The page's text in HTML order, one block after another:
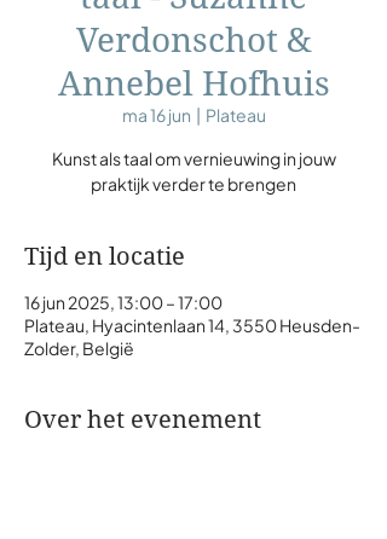
Verdonschot &
Annebel Hofhuis
ma 16 jun
  |
Plateau
Kunst als taal om vernieuwing in jouw
praktijk verder te brengen
Tijd en locatie
16 jun 2025, 13:00 – 17:00
Plateau, Hyacintenlaan 14, 3550 Heusden-
Zolder, België
Over het evenement